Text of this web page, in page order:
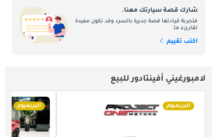
شارك قصة سيارتك معنا.
فتجربة قيادتها قصة جديرة بالسرد وقد تكون مفيدة
لقارىء ما.
اكتب تقييم
لامبورغيني أفينتادور للبيع
البريميوم البريميوم